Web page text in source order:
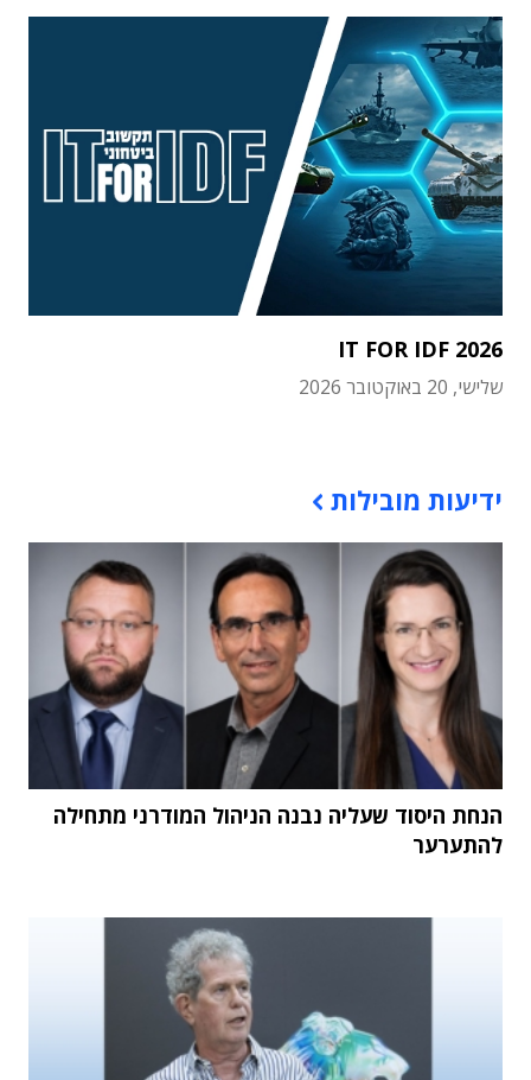
IT FOR IDF 2026
שלישי, 20 באוקטובר 2026
ידיעות מובילות
הנחת היסוד שעליה נבנה הניהול המודרני מתחילה
להתערער